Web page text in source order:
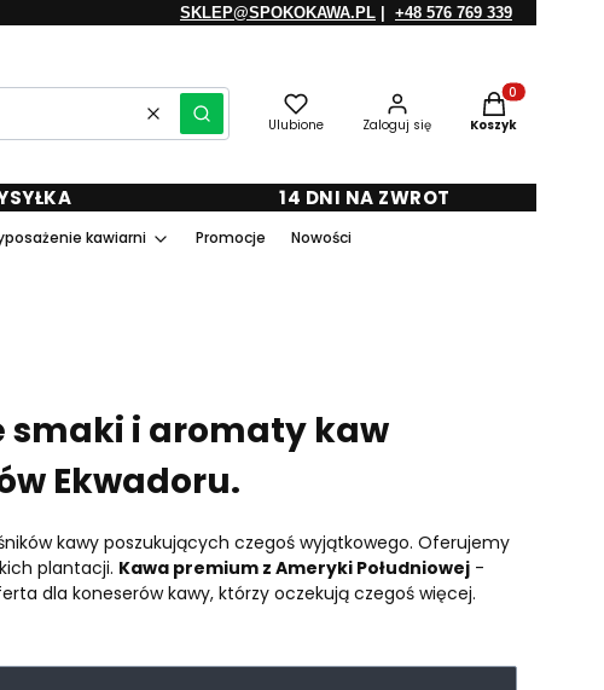
SKLEP@SPOKOKAWA.PL +48 576 769 339
WyczyśćSzukaj Ulubione Zaloguj się
Produkty w
Koszyk
14 DNI NA ZWROT
kawiarni Promocje Nowości
smaki i aromaty kaw
Ekwadoru.
kawy poszukujących czegoś wyjątkowego. Oferujemy
plantacji. Kawa premium z Ameryki Południowej -
dla koneserów kawy, którzy oczekują czegoś więcej.